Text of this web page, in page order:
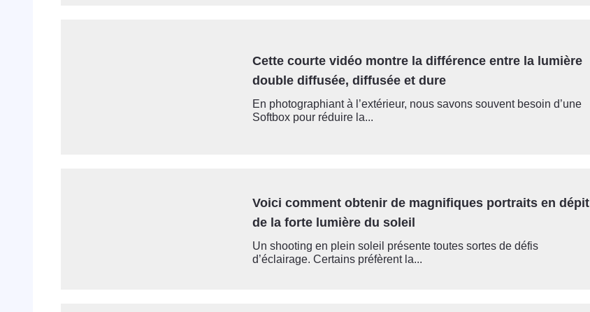
Cette courte vidéo montre la différence entre la lumière
double diffusée, diffusée et dure
En photographiant à l’extérieur, nous savons souvent besoin d’une
Softbox pour réduire la...
Voici comment obtenir de magnifiques portraits en dépit
de la forte lumière du soleil
Un shooting en plein soleil présente toutes sortes de défis
d’éclairage. Certains préfèrent la...